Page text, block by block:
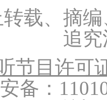
载、摘
追
节目许可
备：